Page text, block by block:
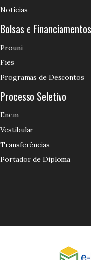
Notícias
Bolsas e Financiamentos
Prouni
Fies
Programas de Descontos
Processo Seletivo
Enem
Vestibular
Transferências
Portador de Diploma